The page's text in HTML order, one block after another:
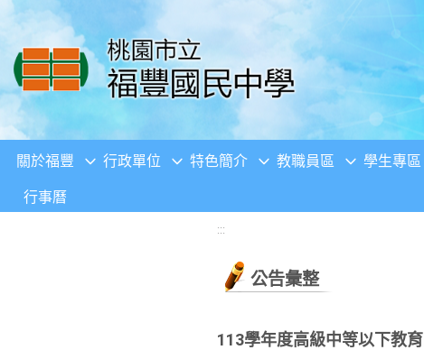
移至網頁之主要內容區位置
關於福豐 行政單位 特色簡介 教職員區 學生專區
行事曆
:::
公告彙整
113學年度高級中等以下教